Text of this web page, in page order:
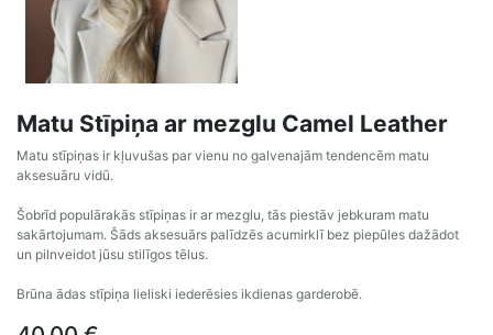
Matu Stīpiņa ar mezglu Camel Leather
Matu stīpiņas ir kļuvušas par vienu no galvenajām tendencēm matu
aksesuāru vidū.
Šobrīd populārakās stīpiņas ir ar mezglu, tās piestāv jebkuram matu
sakārtojumam. Šāds aksesuārs palīdzēs acumirklī bez piepūles dažādot
un pilnveidot jūsu stilīgos tēlus.
Brūna ādas stīpiņa lieliski iederēsies ikdienas garderobē.